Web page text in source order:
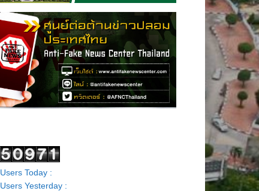
Users Today :
Users Yesterday :